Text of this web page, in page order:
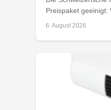
Preispaket geeinigt:
6. August 2026